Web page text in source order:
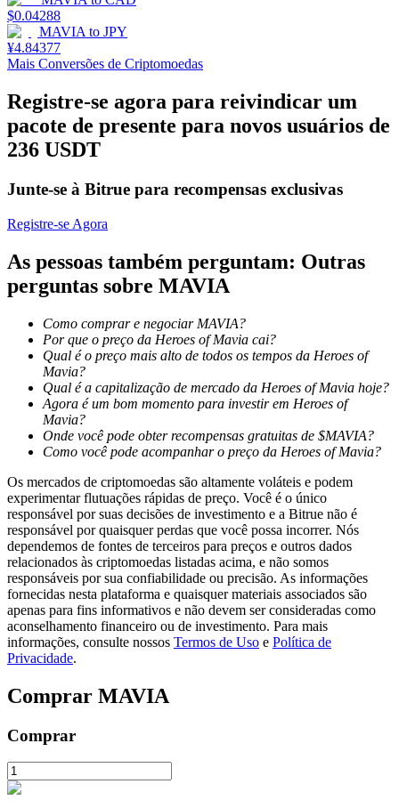
Estacamento
Altos retornos e acesso instantâneo
Launchpool
Staking flexível para ganhar tokens populares.
Investimentos exclusivos para titulares de BTR
Serviço de empréstimo apoiado por criptografia
$0.04288
MAVIAto JPY
¥4.84377
Mais Conversões de Criptomoedas
Registre-se agora para reivindicar um
pacote de presente para novos usuários de
236 USDT
Junte-se à Bitrue para recompensas exclusivas
Registre-se Agora
As pessoas também perguntam: Outras
perguntas sobre MAVIA
Como comprar e negociar MAVIA?
Por que o preço da Heroes of Mavia cai?
Qual é o preço mais alto de todos os tempos da Heroes of
Mavia?
Qual é a capitalização de mercado da Heroes of Mavia hoje?
Agora é um bom momento para investir em Heroes of
Mavia?
Onde você pode obter recompensas gratuitas de $MAVIA?
Como você pode acompanhar o preço da Heroes of Mavia?
Os mercados de criptomoedas são altamente voláteis e podem
experimentar flutuações rápidas de preço. Você é o único
responsável por suas decisões de investimento e a Bitrue não é
responsável por quaisquer perdas que você possa incorrer. Nós
dependemos de fontes de terceiros para preços e outros dados
relacionados às criptomoedas listadas acima, e não somos
responsáveis por sua confiabilidade ou precisão. As informações
fornecidas nesta plataforma e quaisquer materiais associados são
apenas para fins informativos e não devem ser consideradas como
aconselhamento financeiro ou de investimento. Para mais
informações, consulte nossos Termos de Uso e Política de
Privacidade.
Comprar MAVIA
Comprar